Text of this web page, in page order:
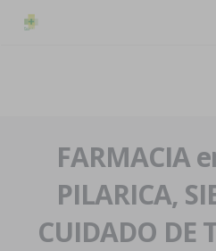
La farmacia
Nuestra historia
Nuestro equipo
Eventos
Servicios y reservas
FARMACIA
PILARICA,
CUIDADO DE